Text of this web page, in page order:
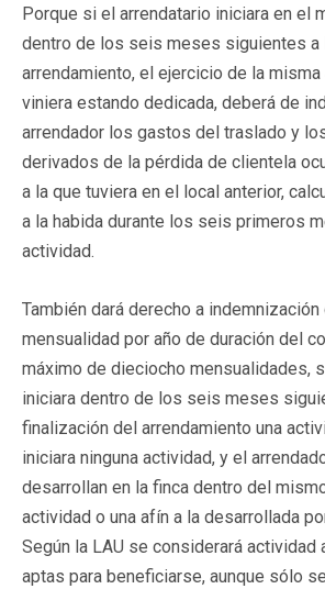
Porque si el arrendatario iniciara en el
dentro de los seis meses siguientes a
arrendamiento, el ejercicio de la
viniera estando dedicada, deberá de
arrendador los gastos del traslado y
derivados de la pérdida de clientela
a la que tuviera en el local anterior,
a la habida durante los seis primeros
actividad.
También dará derecho a indemnización
mensualidad por año de duración del
máximo de dieciocho mensualidades,
iniciara dentro de los seis meses
finalización del arrendamiento una
iniciara ninguna actividad, y el
desarrollan en la finca dentro del
actividad o una afín a la desarrollada
Según la LAU se considerará actividad
aptas para beneficiarse, aunque sólo